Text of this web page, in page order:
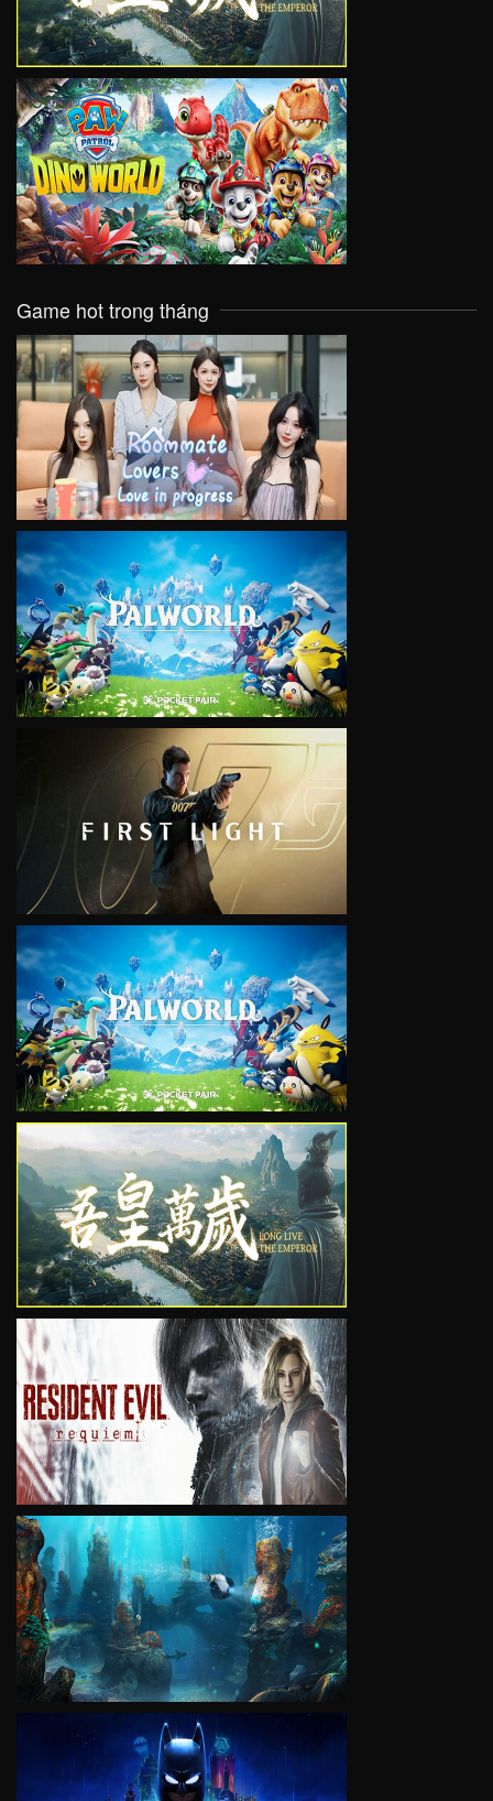
VIEW
Game hot trong tháng
VIEW
VIEW
VIEW
VIEW
VIEW
VIEW
VIEW